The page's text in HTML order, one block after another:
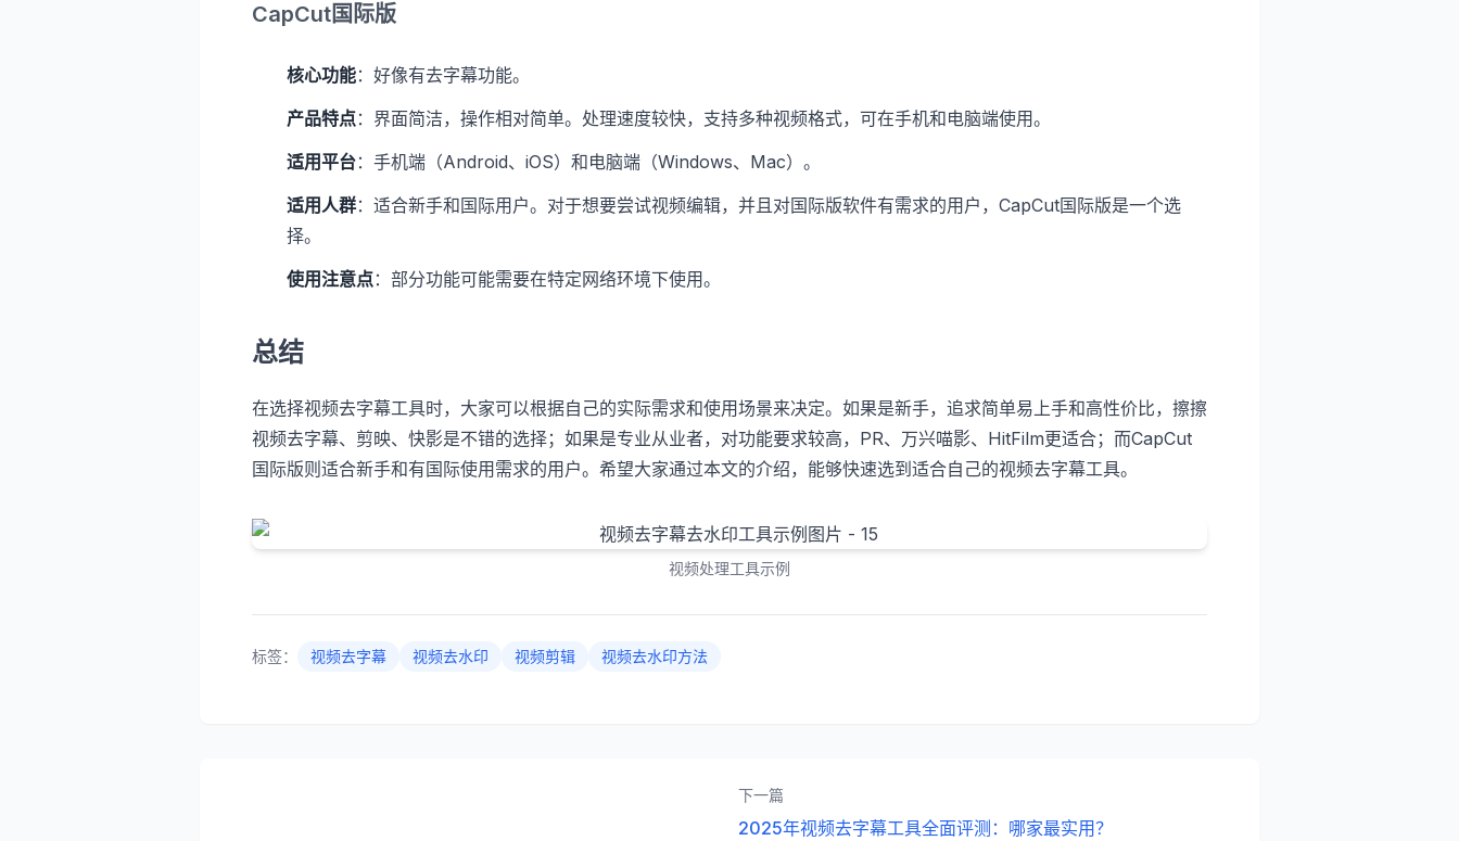
CapCut国际版
核心功能：好像有去字幕功能。
产品特点：界面简洁，操作相对简单。处理速度较快，支持多种视频格式，可在手机和电脑端使用。
适用平台：手机端（Android、iOS）和电脑端（Windows、Mac）。
适用人群：适合新手和国际用户。对于想要尝试视频编辑，并且对国际版软件有需求的用户，CapCut国际版是一个选
择。
使用注意点：部分功能可能需要在特定网络环境下使用。
总结
在选择视频去字幕工具时，大家可以根据自己的实际需求和使用场景来决定。如果是新手，追求简单易上手和高性价比，擦擦
视频去字幕、剪映、快影是不错的选择；如果是专业从业者，对功能要求较高，PR、万兴喵影、HitFilm更适合；而CapCut
国际版则适合新手和有国际使用需求的用户。希望大家通过本文的介绍，能够快速选到适合自己的视频去字幕工具。
视频处理工具示例
标签： 视频去字幕 视频去水印 视频剪辑 视频去水印方法
下一篇
2025年视频去字幕工具全面评测：哪家最实用？